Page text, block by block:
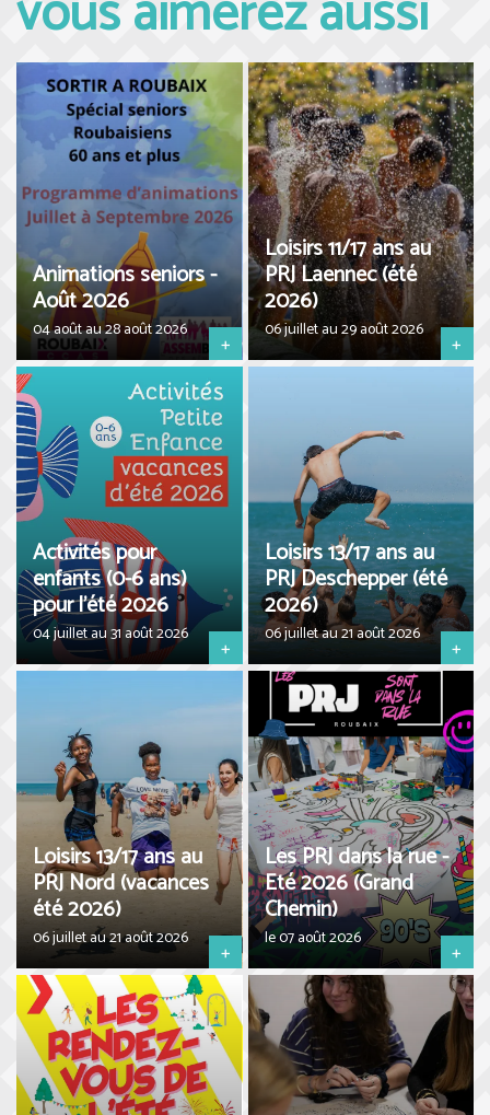
Animations seniors -
Août 2026
04 août au 28 août 2026
+
Activités pour
enfants (0-6 ans)
pour l'été 2026
04 juillet au 31 août 2026
+
Loisirs 13/17 ans au
PRJ Nord (vacances
été 2026)
06 juillet au 21 août 2026
+
Loisirs 11/17 ans au
PRJ Laennec (été
2026)
06 juillet au 29 août 2026
+
Loisirs 13/17 ans au
PRJ Deschepper (été
2026)
06 juillet au 21 août 2026
+
Les PRJ dans la rue -
Eté 2026 (Grand
Chemin)
le 07 août 2026
+